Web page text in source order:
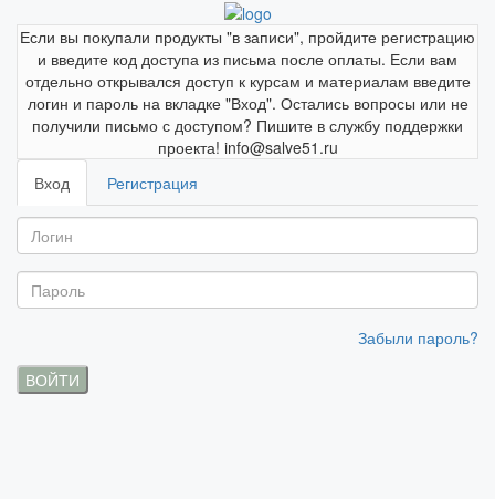
Если вы покупали продукты "в записи", пройдите регистрацию
и введите код доступа из письма после оплаты. Если вам
отдельно открывался доступ к курсам и материалам введите
логин и пароль на вкладке "Вход". Остались вопросы или не
получили письмо с доступом? Пишите в службу поддержки
проекта! info@salve51.ru
Вход
Регистрация
Забыли пароль?
ВОЙТИ